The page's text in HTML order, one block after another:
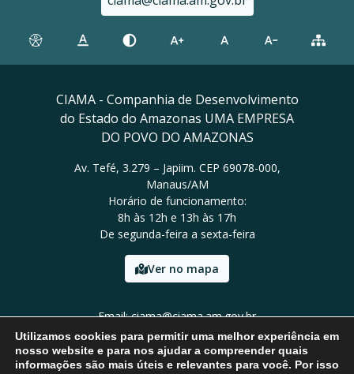
CIAMA - Companhia de Desenvolvimento
do Estado do Amazonas UMA EMPRESA
DO POVO DO AMAZONAS
Av. Tefé, 3.279 – Japiim. CEP 69078-000,
Manaus/AM
Horário de funcionamento:
8h às 12h e 13h às 17h
De segunda-feira a sexta-feira
Ver no mapa
Email: ciama@ciama.am.gov.br
Tel: (92) 2123 9999
Utilizamos cookies para permitir uma melhor experiência em
nosso website e para nos ajudar a compreender quais
informações são mais úteis e relevantes para você. Por isso